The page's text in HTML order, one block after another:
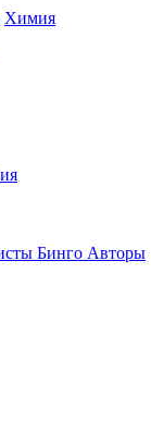
Химия
Бинго Авторы